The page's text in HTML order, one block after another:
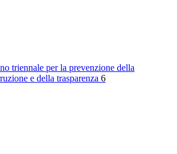
triennale per la prevenzione della
e della trasparenza 6